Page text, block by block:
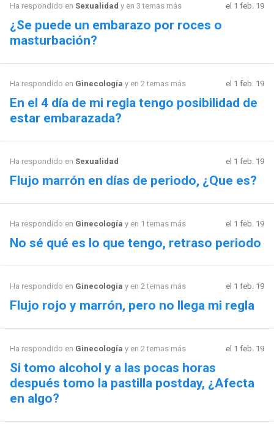
Ha respondido en Sexualidad y en 3 temas más el 1 feb. 19
¿Se puede un embarazo por roces o
masturbación?
Ha respondido en Ginecología y en 2 temas más el 1 feb. 19
En el 4 día de mi regla tengo posibilidad de
estar embarazada?
Ha respondido en Sexualidad el 1 feb. 19
Flujo marrón en días de periodo, ¿Que es?
Ha respondido en Ginecología y en 1 temas más el 1 feb. 19
No sé qué es lo que tengo, retraso periodo
Ha respondido en Ginecología y en 2 temas más el 1 feb. 19
Flujo rojo y marrón, pero no llega mi regla
Ha respondido en Ginecología y en 2 temas más el 1 feb. 19
Si tomo alcohol y a las pocas horas
después tomo la pastilla postday, ¿Afecta
en algo?